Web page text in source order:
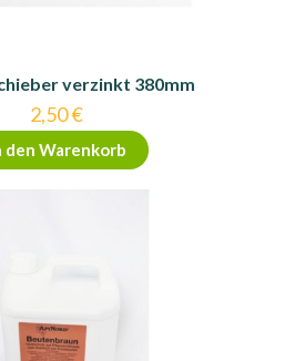
verzinkt 380mm
2,50€
den Warenkorb